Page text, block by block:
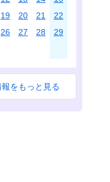
19 20 21
22
26 27 28
29
をもっと見る